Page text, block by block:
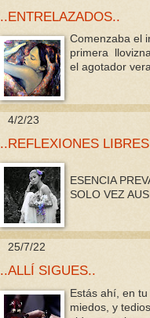
..ENTRELAZADOS..
Comenzaba el
primera
el agotador
4/2/23
..REFLEXIONES
EL
ESENCIA
SOLO VEZ
25/7/22
..ALLÍ SIGUES..
Estás ahí, en
miedos, y